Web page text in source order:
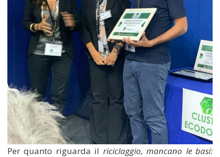
Per quanto riguarda il riciclaggio, mancano le basi: